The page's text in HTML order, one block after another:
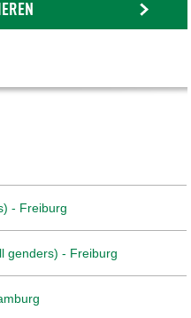
- Freiburg
genders) - Freiburg